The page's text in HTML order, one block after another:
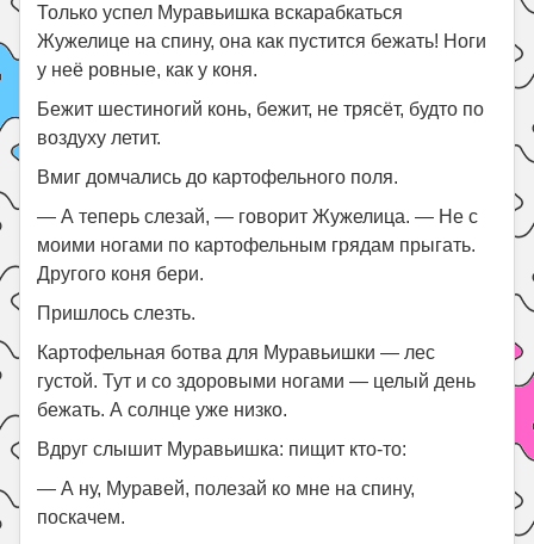
Только успел Муравьишка вскарабкаться
Жужелице на спину, она как пустится бежать! Ноги
у неё ровные, как у коня.
Бежит шестиногий конь, бежит, не трясёт, будто по
воздуху летит.
Вмиг домчались до картофельного поля.
— А теперь слезай, — говорит Жужелица. — Не с
моими ногами по картофельным грядам прыгать.
Другого коня бери.
Пришлось слезть.
Картофельная ботва для Муравьишки — лес
густой. Тут и со здоровыми ногами — целый день
бежать. А солнце уже низко.
Вдруг слышит Муравьишка: пищит кто-то:
— А ну, Муравей, полезай ко мне на спину,
поскачем.